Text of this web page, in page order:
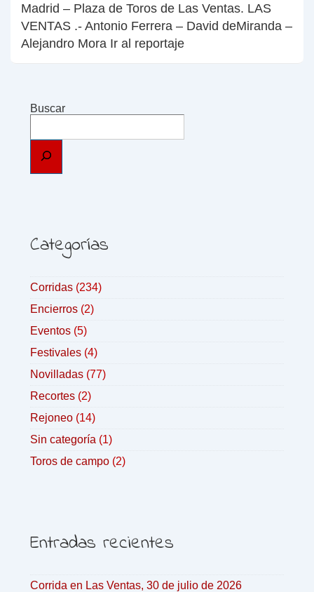
Madrid – Plaza de Toros de Las Ventas. LAS
VENTAS .- Antonio Ferrera – David deMiranda –
Alejandro Mora Ir al reportaje
Buscar
Categorías
Corridas (234)
Encierros (2)
Eventos (5)
Festivales (4)
Novilladas (77)
Recortes (2)
Rejoneo (14)
Sin categoría (1)
Toros de campo (2)
Entradas recientes
Corrida en Las Ventas, 30 de julio de 2026